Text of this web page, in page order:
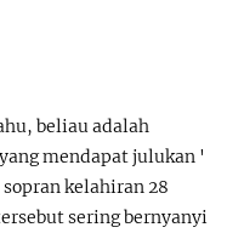
beliau adalah
mendapat julukan '
kelahiran 28
sering bernyanyi